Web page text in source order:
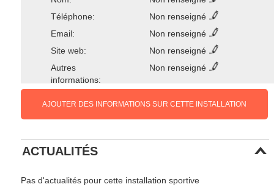
Téléphone:
Non renseigné
Email:
Non renseigné
Site web:
Non renseigné
Autres
informations:
Non renseigné
AJOUTER DES INFORMATIONS SUR CETTE INSTALLATION
ACTUALITÉS
Pas d'actualités pour cette installation sportive